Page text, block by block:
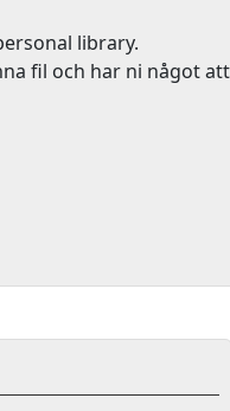
library.
fil och har ni något att